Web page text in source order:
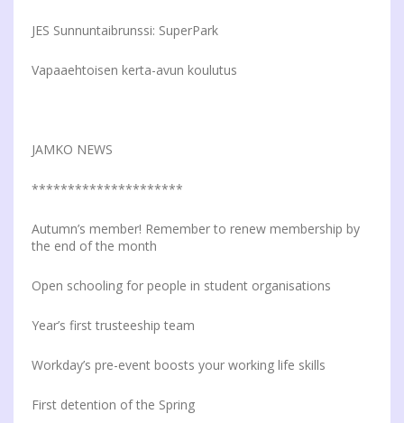
JES Sunnuntaibrunssi: SuperPark
Vapaaehtoisen kerta-avun koulutus
JAMKO NEWS
*********************
Autumn’s member! Remember to renew membership by
the end of the month
Open schooling for people in student organisations
Year’s first trusteeship team
Workday’s pre-event boosts your working life skills
First detention of the Spring